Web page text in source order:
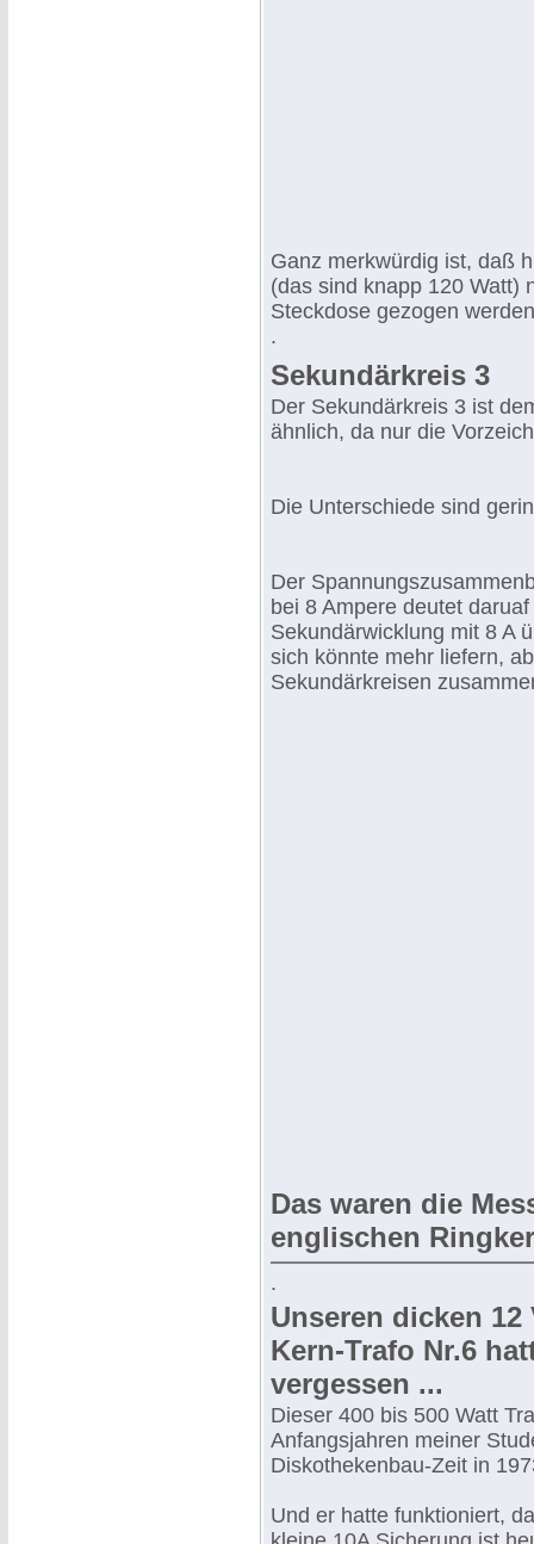
Ganz merkwürdig ist, daß
(das sind knapp 120 Watt)
Steckdose gezogen
.
Sekundärkreis 3
Der Sekundärkreis 3 ist
ähnlich, da nur die
Die Unterschiede sind
Der
bei 8 Ampere deutet
Sekundärwicklung mit 8 A
sich könnte mehr liefern,
Sekundärkreisen
Das waren die
englischen
.
Unseren dicken 12
Kern-Trafo Nr.6
vergessen ...
Dieser 400 bis 500 Watt
Anfangsjahren meiner
Diskothekenbau-Zeit in
Und er hatte funktioniert,